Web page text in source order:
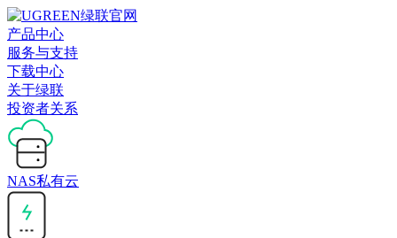
产品中心
服务与支持
下载中心
关于绿联
投资者关系
NAS私有云